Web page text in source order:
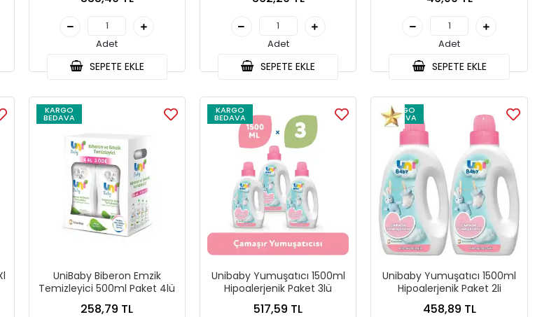
Adet
SEPETE EKLE
Adet
SEPETE EKLE
Adet
SEPETE EKLE
KARGO
BEDAVA
UniBaby Biberon Emzik
Temizleyici 500ml Paket 4lü
258,79 TL
KARGO
BEDAVA
Unibaby Yumuşatıcı 1500ml
Hipoalerjenik Paket 3lü
517,59 TL
KARGO
BEDAVA
Unibaby Yumuşatıcı 1500ml
Hipoalerjenik Paket 2li
458,89 TL